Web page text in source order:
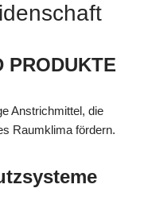
PRODUKTE
Anstrichmittel, die
Raumklima fördern.